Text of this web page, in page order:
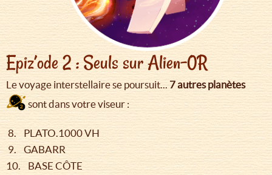
Epiz’ode 2 : Seuls sur Alien-0R
Le voyage interstellaire se poursuit... 7 autres planètes
sont dans votre viseur :
8. PLATO.1000 VH
9. GABARR
10. BASE CÔTE